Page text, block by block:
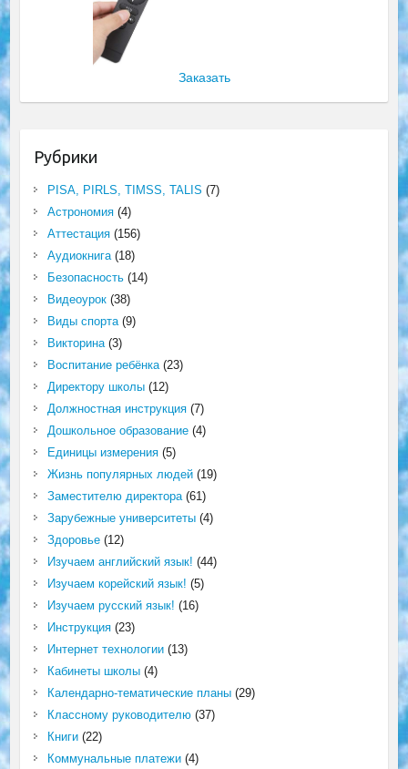
Заказать
Рубрики
PISA, PIRLS, TIMSS, TALIS (7)
Астрономия(4)
Аттестация(156)
Аудиокнига(18)
Безопасность(14)
Видеоурок(38)
Виды спорта(9)
Викторина(3)
Воспитание ребёнка(23)
Директору школы(12)
Должностная инструкция(7)
Дошкольное образование(4)
Единицы измерения(5)
Жизнь популярных людей(19)
Заместителю директора(61)
Зарубежные университеты(4)
Здоровье(12)
Изучаем английский язык! (44)
Изучаем корейский язык! (5)
Изучаем русский язык! (16)
Инструкция(23)
Интернет технологии(13)
Кабинеты школы(4)
Календарно-тематические планы(29)
Классному руководителю(37)
Книги(22)
Коммунальные платежи(4)